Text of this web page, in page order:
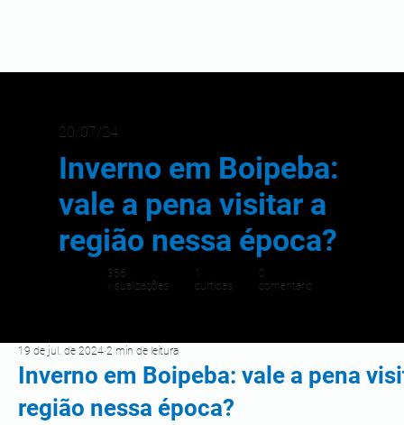
356
visualizações
1
curtidas
0
comentário
Inverno em Boipeba:
vale a pena visitar a
região nessa época?
20/07/24
Inverno em Boipeba: vale a pena
região nessa época?
19 de jul. de 2024 2 min de leitura